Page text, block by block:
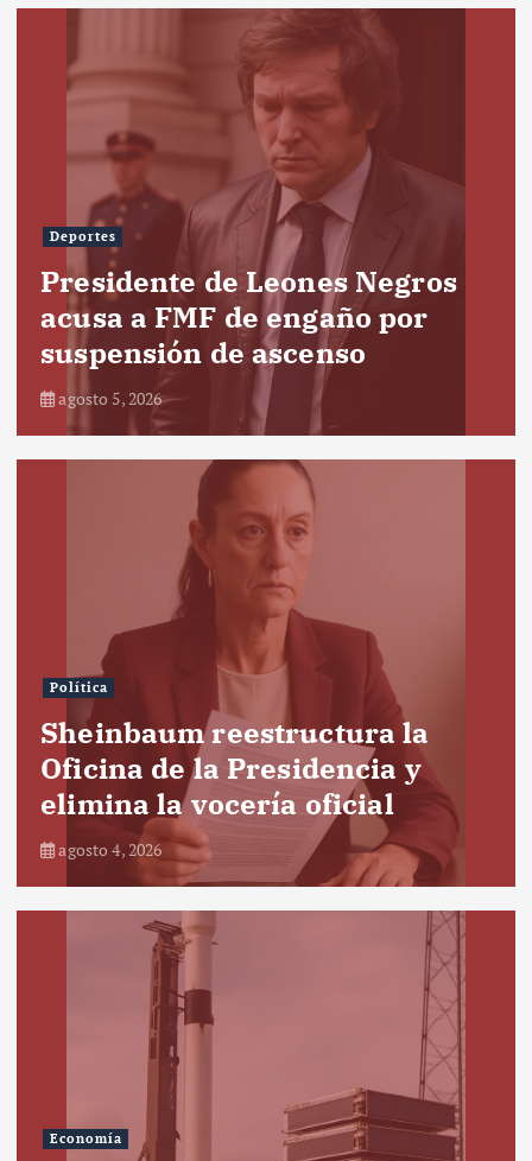
Deportes
Presidente de Leones Negros
acusa a FMF de engaño por
suspensión de ascenso
agosto 5, 2026
Política
Sheinbaum reestructura la
Oficina de la Presidencia y
elimina la vocería oficial
agosto 4, 2026
Economía